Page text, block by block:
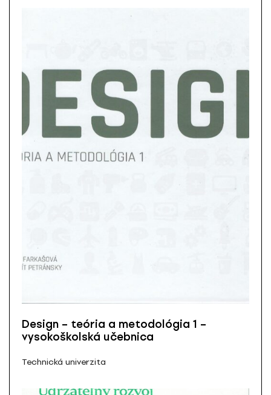
Design – teória a metodológia 1 –
vysokoškolská učebnica
Technická univerzita